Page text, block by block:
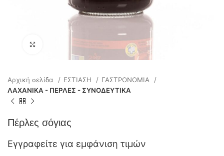
Αρχική σελίδα ΕΣΤΙΑΣΗ
ΓΑΣΤΡΟΝΟΜΙΑ
ΛΑΧΑΝΙΚΑ - ΠΕΡΛΕΣ - ΣΥΝΟΔΕΥΤΙΚΑ
Πέρλες σόγιας
Εγγραφείτε για εμφάνιση τιμών